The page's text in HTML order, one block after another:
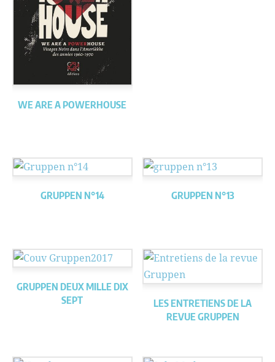
WE ARE A POWERHOUSE
GRUPPEN N°14 GRUPPEN N°13
GRUPPEN DEUX MILLE DIX
SEPT
LES ENTRETIENS DE LA
REVUE GRUPPEN